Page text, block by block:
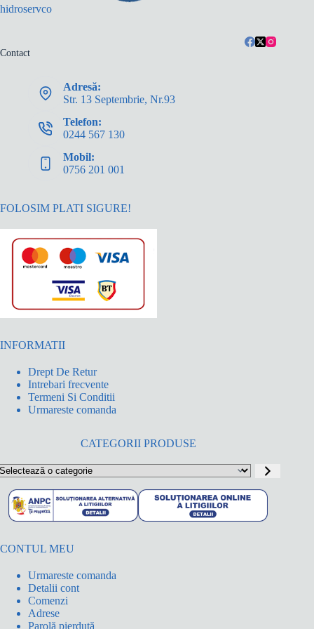
hidroservco
Contact
Adresă:
Str. 13 Septembrie, Nr.93
Telefon:
0244 567 130
Mobil:
0756 201 001
FOLOSIM PLATI SIGURE!
INFORMATII
Drept De Retur
Intrebari frecvente
Termeni Si Conditii
Urmareste comanda
CATEGORII PRODUSE
CONTUL MEU
Urmareste comanda
Detalii cont
Comenzi
Adrese
Parolă pierdută